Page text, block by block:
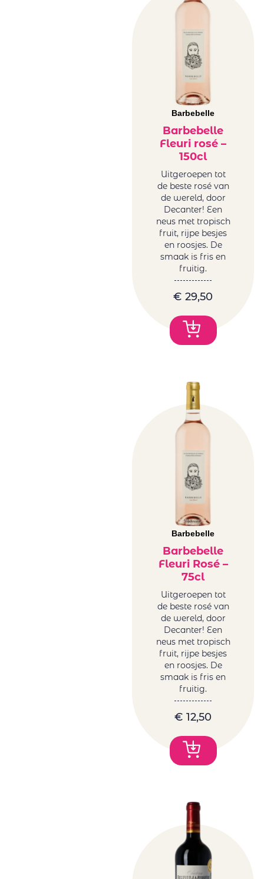
Barbebelle
Barbebelle
Fleuri rosé –
150cl
Uitgeroepen tot
de beste rosé van
de wereld, door
Decanter! Een
neus met tropisch
fruit, rijpe besjes
en roosjes. De
smaak is fris en
fruitig.
€ 29,50
Barbebelle
Barbebelle
Fleuri Rosé –
75cl
Uitgeroepen tot
de beste rosé van
de wereld, door
Decanter! Een
neus met tropisch
fruit, rijpe besjes
en roosjes. De
smaak is fris en
fruitig.
€ 12,50